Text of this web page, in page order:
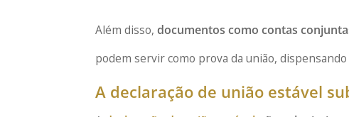
Além disso,documentos como contas
podem servir como prova da união,
A declaração de união estável